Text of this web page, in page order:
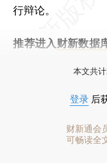
行辩论。
推荐进入 财新数据
本文共
登录 后
财新通会
可畅读全